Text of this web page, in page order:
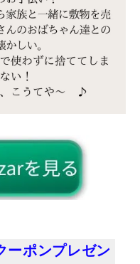
ーポンプレゼン